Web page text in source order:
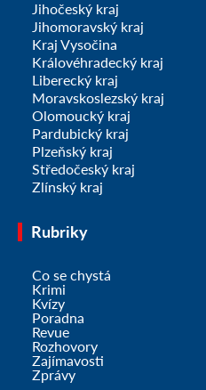
Jihočeský kraj
Jihomoravský kraj
Kraj Vysočina
Královéhradecký kraj
Liberecký kraj
Moravskoslezský kraj
Olomoucký kraj
Pardubický kraj
Plzeňský kraj
Středočeský kraj
Zlínský kraj
Rubriky
Co se chystá
Krimi
Kvízy
Poradna
Revue
Rozhovory
Zajímavosti
Zprávy